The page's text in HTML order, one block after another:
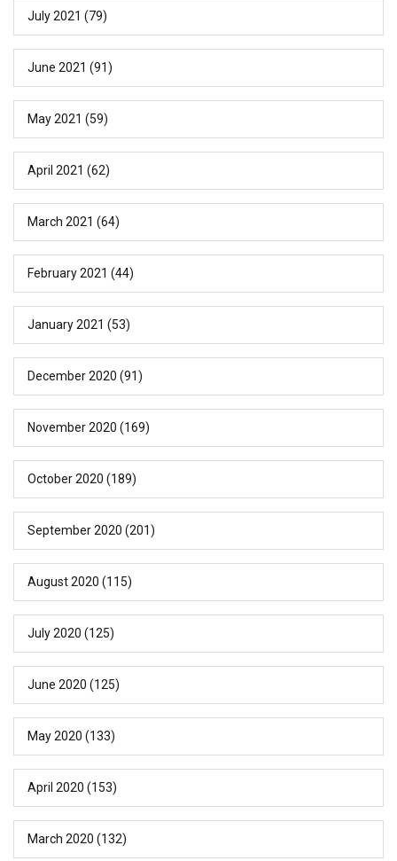
July 2021 (79)
June 2021 (91)
May 2021 (59)
April 2021 (62)
March 2021 (64)
February 2021 (44)
January 2021 (53)
December 2020 (91)
November 2020 (169)
October 2020 (189)
September 2020 (201)
August 2020 (115)
July 2020 (125)
June 2020 (125)
May 2020 (133)
April 2020 (153)
March 2020 (132)